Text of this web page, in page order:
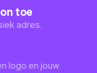
toe
adres.
logo en jouw